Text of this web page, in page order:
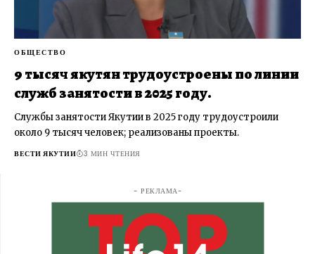
ОБЩЕСТВО
9 тысяч якутян трудоустроены по линии
служб занятости в 2025 году.
Службы занятости Якутии в 2025 году трудоустроили
около 9 тысяч человек; реализованы проекты.
ВЕСТИ ЯКУТИИ 3 МИН ЧТЕНИЯ
- РЕКЛАМА-